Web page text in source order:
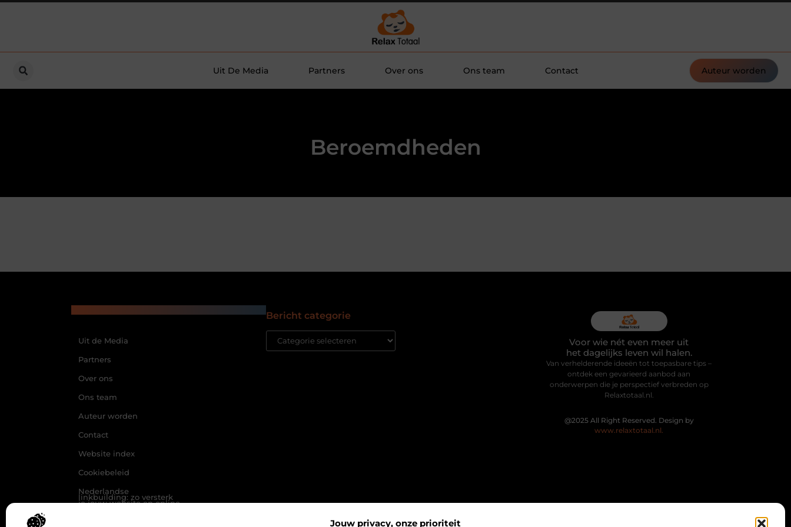
Jouw privacy, onze prioriteit
Uit De Media Partners Over ons Ons team Contact Auteur worden
Beroemdheden
Uit de Media
Partners
Over ons
Ons team
Auteur worden
Contact
Website index
Cookiebeleid
Nederlandse
linkbuilding: zo versterk
je jouw website en online
Bericht categorie
Voor wie nét even meer uit
het dagelijks leven wil halen.
Van verhelderende ideeën tot toepasbare tips –
ontdek een gevarieerd aanbod aan
onderwerpen die je perspectief verbreden op
Relaxtotaal.nl.
@2025 All Right Reserved. Design by
www.relaxtotaal.nl.